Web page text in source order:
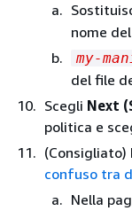
nome
my-
del file
Scegli Next
politica e
(Consigliato)
confuso tra
Nella